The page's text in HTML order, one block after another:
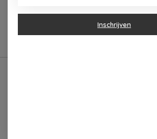
rustig van je drankje te genieten
Inschrijven